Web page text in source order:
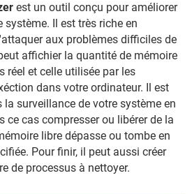
est un outil conçu pour améliorer
Il est très riche en
aux problèmes difficiles de
affichier la quantité de mémoire
réel et celle utilisée par les
dans votre ordinateur. Il est
surveillance de votre système en
ce cas compresser ou libérer de la
libre dépasse ou tombe en
Pour finir, il peut aussi créer
de processus à nettoyer.